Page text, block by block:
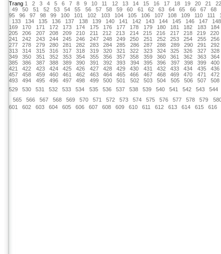
Trang 1 2 3 4 5 6 7 8 9 10 11 12 13 14 15 16 17 18 19 20 21
22
49
50 51 52 53 54 55 56 57 58 59 60 61 62 63 64 65 66 67
68
95
96 97 98 99 100 101 102 103 104 105 106 107 108 109 110 111
133
134 135 136 137 138 139 140 141 142 143 144 145 146 147
148
169
170 171 172 173 174 175 176 177 178 179 180 181 182 183
184
205
206 207 208 209 210 211 212 213 214 215 216 217 218 219
220
241
242 243 244 245 246 247 248 249 250 251 252 253 254 255
256
277
278 279 280 281 282 283 284 285 286 287 288 289 290 291
292
313
314 315 316 317 318 319 320 321 322 323 324 325 326 327
328
349
350 351 352 353 354 355 356 357 358 359 360 361 362 363
364
385
386 387 388 389 390 391 392 393 394 395 396 397 398 399
400
421
422 423 424 425 426 427 428 429 430 431 432 433 434 435
436
457
458 459 460 461 462 463 464 465 466 467 468 469 470 471
472
493
494 495 496 497 498 499 500 501 502 503 504 505 506 507
508
529
530 531 532 533 534 535 536 537 538 539 540 541 542 543
544
565
566 567 568 569 570 571 572 573 574 575 576 577 578 579
601
602 603 604 605 606 607 608 609 610 611 612 613 614 615 616